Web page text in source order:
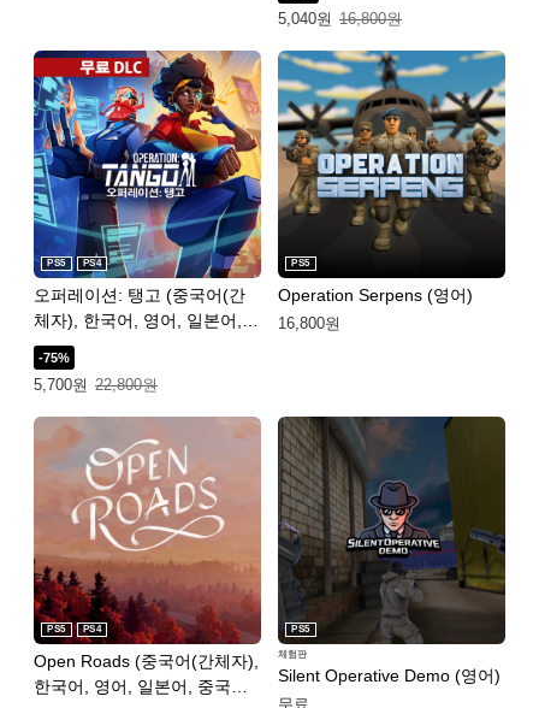
5,040원
특별가: 5,040원. 일반가: 16,800원.
16,800원
오퍼레이션: 탱고 (중국어(간
체자), 한국어, 영어, 일본어,
중국어(번체자))
PS5 PS4
-75%
5,700원
특별가: 5,700원. 일반가: 22,800원.
22,800원
Operation Serpens (영어)
PS5
16,800원
Open Roads (중국어(간체자),
한국어, 영어, 일본어, 중국어
PS5 PS4
Silent Operative Demo (영어)
PS5
체험판
무료